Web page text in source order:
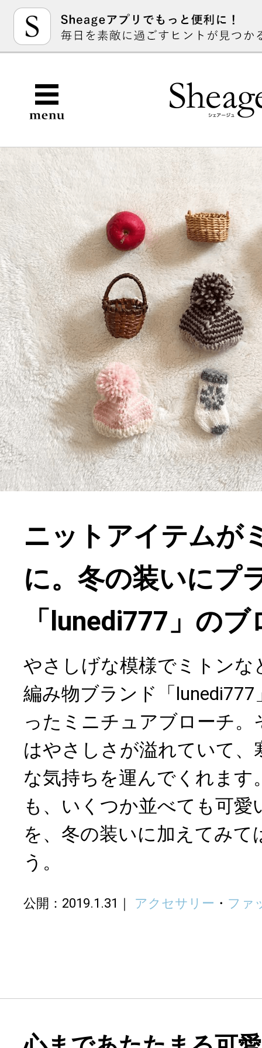
ニットアイテムが
に。冬の装いにプ
「lunedi777」の
やさしげな模様でミトンな
編み物ブランド「
ったミニチュアブローチ。
はやさしさが溢れていて、
な気持ちを運んでくれます
も、いくつか並べても可
を、冬の装いに加えてみて
う。
公開：2019.1.31 アクセサリー ・ ファ